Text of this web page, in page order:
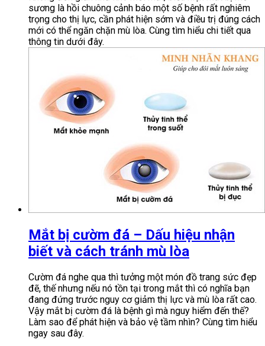
sương là hồi chuông cảnh báo một số bệnh rất nghiêm
trọng cho thị lực, cần phát hiện sớm và điều trị đúng cách
mới có thể ngăn chặn mù lòa. Cùng tìm hiểu chi tiết qua
thông tin dưới đây.
Mắt bị cườm đá – Dấu hiệu nhận
biết và cách tránh mù lòa
Cườm đá nghe qua thì tưởng một món đồ trang sức đẹp
đẽ, thế nhưng nếu nó tồn tại trong mắt thì có nghĩa bạn
đang đứng trước nguy cơ giảm thị lực và mù lòa rất cao.
Vậy mắt bị cườm đá là bệnh gì mà nguy hiểm đến thế?
Làm sao để phát hiện và bảo vệ tầm nhìn? Cùng tìm hiểu
ngay sau đây.